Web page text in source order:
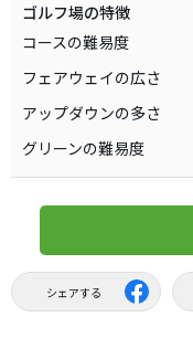
ゴルフ場の特徴
コースの難易度
フェアウェイの広さ
アップダウンの多さ
グリーンの難易度
シェアする